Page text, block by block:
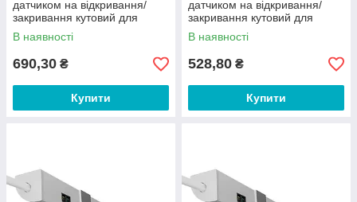
датчиком на відкривання/
закривання кутовий для
гардеробу 1100мм 12V 4500К
LEDUA
В наявності
690,30 ₴
Купити
датчиком на відкривання/
закривання кутовий для
гардеробу 350мм 12V 4500К
LEDUA
В наявності
528,80 ₴
Купити